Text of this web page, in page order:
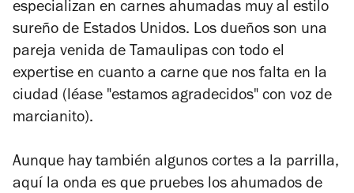
especializan en carnes ahumadas muy al estilo
sureño de Estados Unidos. Los dueños son una
pareja venida de Tamaulipas con todo el
expertise en cuanto a carne que nos falta en la
ciudad (léase "estamos agradecidos" con voz de
marcianito).
Aunque hay también algunos cortes a la parrilla,
aquí la onda es que pruebes los ahumados de